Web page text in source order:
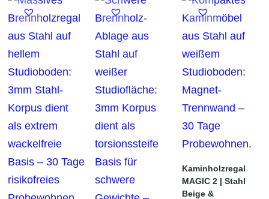
Kaminholzregal
MAGIC 2 | Stahl
Beige &